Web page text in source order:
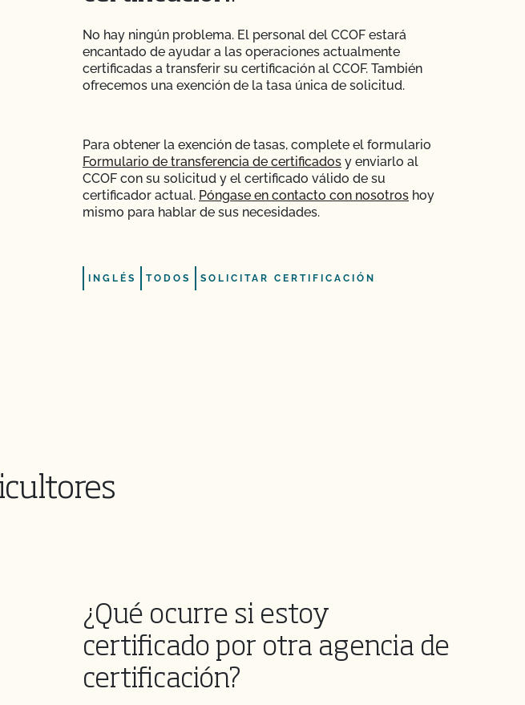
No hay ningún problema. El personal del CCOF estará
encantado de ayudar a las operaciones actualmente
certificadas a transferir su certificación al CCOF. También
ofrecemos una exención de la tasa única de solicitud.
Para obtener la exención de tasas, complete el formulario
Formulario de transferencia de certificados y enviarlo al
CCOF con su solicitud y el certificado válido de su
certificador actual. Póngase en contacto con nosotros hoy
mismo para hablar de sus necesidades.
INGLÉS TODOS SOLICITAR CERTIFICACIÓN
¿Qué ocurre si estoy
certificado por otra agencia de
certificación?